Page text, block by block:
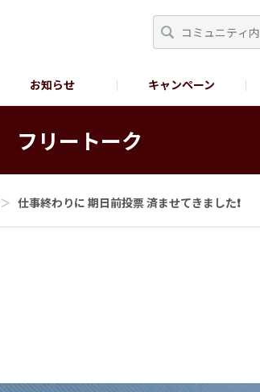
お知らせ キャンペーン
フリートーク
＞ 仕事終わりに 期日前投票 済ませてきました❗